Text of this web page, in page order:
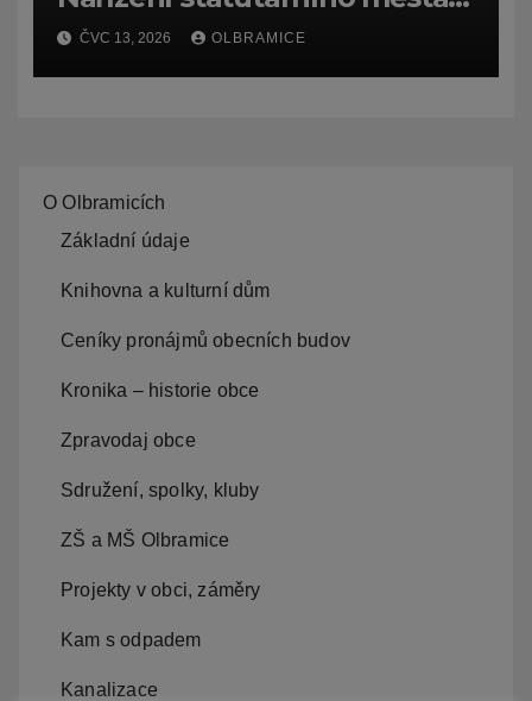
Ostravy, o záměru zadat
zpracování lesních
hospodářských budov
ČVC 13, 2026 OLBRAMICE
O Olbramicích
Základní údaje
Knihovna a kulturní dům
Ceníky pronájmů obecních budov
Kronika – historie obce
Zpravodaj obce
Sdružení, spolky, kluby
ZŠ a MŠ Olbramice
Projekty v obci, záměry
Kam s odpadem
Kanalizace